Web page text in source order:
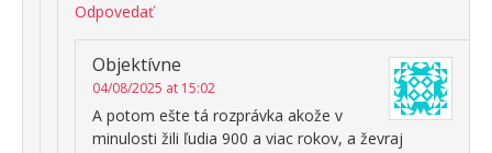
Odpovedať
Objektívne
04/08/2025 at 15:02
A potom ešte tá rozprávka akože v
minulosti žili ľudia 900 a viac rokov, a ževraj